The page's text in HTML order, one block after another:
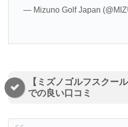
— Mizuno Golf Japan
【ミズノゴルフスクー
での良い口コミ